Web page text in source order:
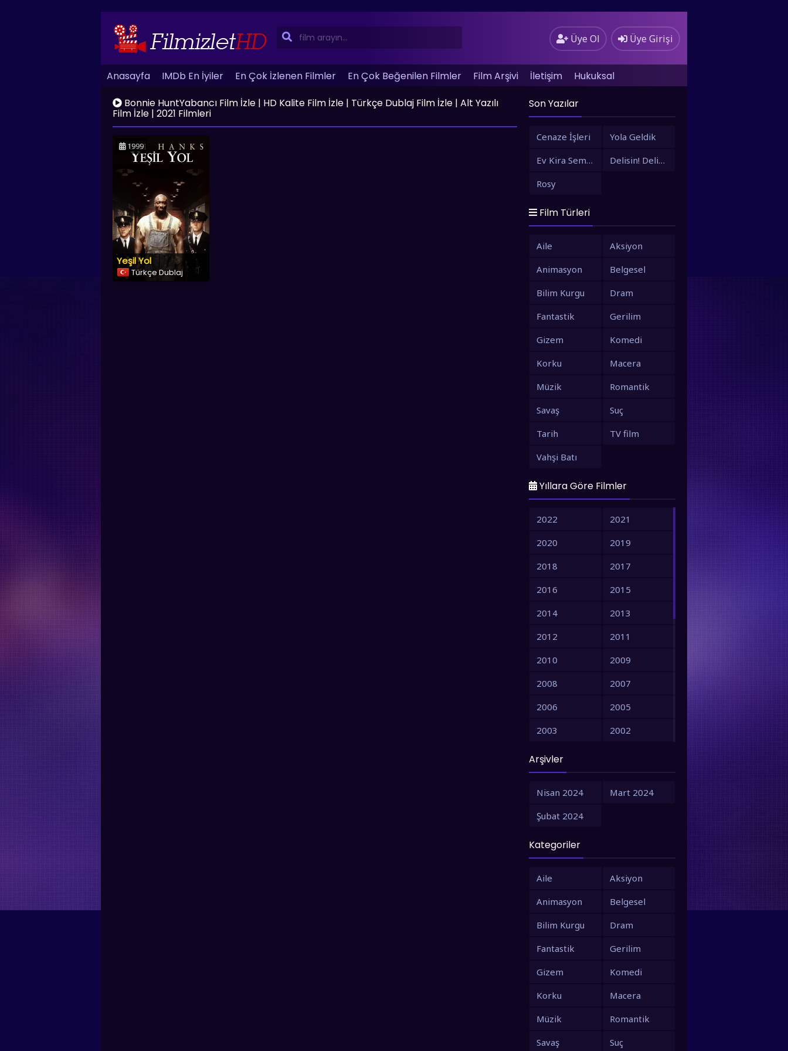
Üye Ol Üye Girişi
Anasayfa IMDb En İyiler En Çok İzlenen Filmler En Çok Beğenilen Filmler Film Arşivi İletişim
Hukuksal
Bonnie HuntYabancı Film İzle | HD Kalite Film İzle | Türkçe Dublaj Film İzle | Alt Yazılı
Film İzle | 2021 Filmleri
1999
Yeşil Yol
Türkçe Dublaj
Son Yazılar
Cenaze İşleri
Yola Geldik
Ev Kira Semt Bizim
Delisin! Delisin!
Rosy
Film Türleri
Aile
Aksiyon
Animasyon
Belgesel
Bilim Kurgu
Dram
Fantastik
Gerilim
Gizem
Komedi
Korku
Macera
Müzik
Romantik
Savaş
Suç
Tarih
TV film
Vahşi Batı
Yıllara Göre Filmler
2022
2021
2020
2019
2018
2017
2016
2015
2014
2013
2012
2011
2010
2009
2008
2007
2006
2005
2003
2002
2001
1993
1991
Arşivler
Nisan 2024
Mart 2024
Şubat 2024
Kategoriler
Aile
Aksiyon
Animasyon
Belgesel
Bilim Kurgu
Dram
Fantastik
Gerilim
Gizem
Komedi
Korku
Macera
Müzik
Romantik
Savaş
Suç